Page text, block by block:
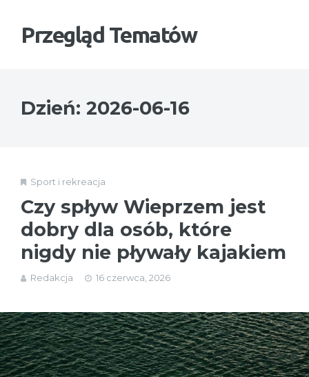
Przegląd Tematów
Dzień: 2026-06-16
Sport i rekreacja
Czy spływ Wieprzem jest
dobry dla osób, które
nigdy nie pływały kajakiem
Redakcja 16 czerwca, 2026